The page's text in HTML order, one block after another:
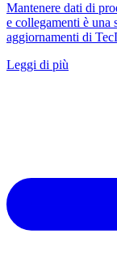
Mantenere dati di
e collegamenti è
aggiornamenti di
Leggi di più